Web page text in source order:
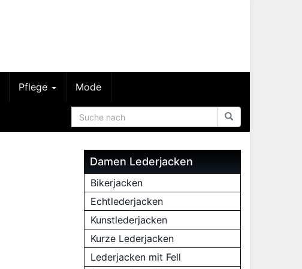
Pflege Mode
Damen Lederjacken
Bikerjacken
Echtlederjacken
Kunstlederjacken
Kurze Lederjacken
Lederjacken mit Fell